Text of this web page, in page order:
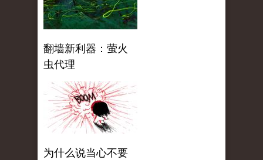
翻墙新利器：萤火
虫代理
为什么说当心不要